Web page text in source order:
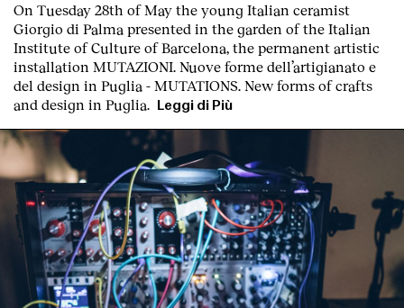
On Tuesday 28th of May the young Italian ceramist
Giorgio di Palma presented in the garden of the Italian
Institute of Culture of Barcelona, the permanent artistic
installation MUTAZIONI. Nuove forme dell’artigianato e
del design in Puglia - MUTATIONS. New forms of crafts
and design in Puglia.
Leggi di Più